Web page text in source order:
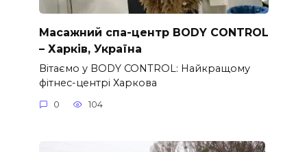
Масажний спа-центр BODY CONTROL
– Харків, Україна
Вітаємо у BODY CONTROL: Найкращому
фітнес-центрі Харкова
0 104